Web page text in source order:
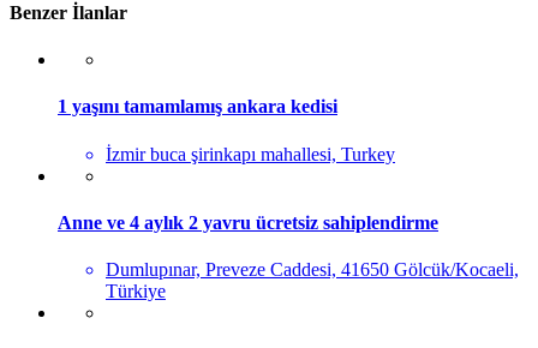
Benzer İlanlar
1 yaşını tamamlamış ankara kedisi
İzmir buca şirinkapı mahallesi, Turkey
Anne ve 4 aylık 2 yavru ücretsiz sahiplendirme
Dumlupınar, Preveze Caddesi, 41650 Gölcük/Kocaeli,
Türkiye